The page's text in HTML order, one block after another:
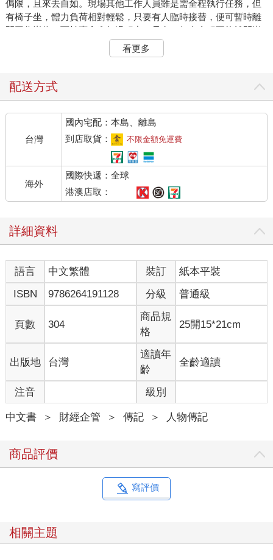
侷限，且來去自如。現場其他工作人員雖是需全程執行任務，但
有椅子坐，體力負荷相對輕鬆，只要有人臨時接替，便可暫時離
開工作崗位。而拍賣會進行過程中，只有一個人全程不能離開崗
位，必須從開始拍賣的第一分鐘，堅持到最後一分鐘，最需要具
備體力、耐力、忍功的角色，那個人就是「拍賣官」。有人問
的特質，就是「健壯如牛」。
論體力，一場拍賣會時間有多久？論耐力，女拍賣官腳下藏著什
麼祕密呢？論忍功，聽說有拍賣官包尿布上場，是真的嗎？拍賣
官在拍賣主持現場保持體力的祕訣，究竟是什麼呢？我曾經以
「拍賣官的超強續航力」為主題，訪問過同為拍賣官的戴忠仁，
聊聊男性拍賣官與女性拍賣官在主持拍賣會時，面對體力、耐
力、忍功的考驗時，各有什麼妙招因應。訪問一開始我就以網路
上新聞標題：「比訪陳進興更勇 戴忠仁曝八小時『持久』紀
錄」，說明為何找他談拍賣官超強續航力的話題。事件緣由是他
到晚間八點拍賣結束，期間獨自完成了三場專拍，只去了洗手間
一趟，停了兩回各五分鐘的休息時間。過去戴忠仁在擔任電視台
新聞部主播期間，曾因訪問陳進興綁架南非武官人質一案，連續
坐在主播台上播報七小時，這回拍賣站了八小時，創下他個人的
特殊紀錄。
但這樣的長時間持續主持拍賣紀錄，並非僅有男性拍賣官可以做
到，身為女性拍賣官的我，也曾經在二○一五年五月三十日主持
「臺灣吉祥門2015年首屆藝術品拍賣會」時，寫下連續八小時不
間斷地主持拍賣會的個人紀錄，期間完全沒有暫停休息或是去上
洗手間。我常在演講中提到，別看拍賣官在台上威風八面，實際
上，那是個嚴酷的體力考驗，沒有健康的身體、超強的體力，是
無法勝任此工作。我完全可以理解為何拍賣官不敢也不想休息，
因為拍賣官往往就只有一個人，如果拍品數量多或者買氣熱絡、
競爭激烈時，若因拍賣官體力受限，中場休息時間拉長，則競買
進行，中場休息或停頓太久，會讓遠端客戶失去耐心，離線或消
耗競買熱情，買氣停頓冷卻後，要再激發買氣，拍賣官將會非常
賣官首先要克服的體力考驗。
們來談談拍賣官的忍功。每場拍賣會的拍品數量動輒幾百件，拍
賣時間長達五、六個小時，在較大的藝術市場如中國、歐美等，
看更多
配送方式
台灣
國內宅配：本島、離島
到店取貨：
不限金額免運費
海外
國際快遞：全球
港澳店取：
詳細資料
語言 中文繁體 裝訂
紙本平裝
ISBN
9786264191128 分級 普通級
頁數 304
商品規
格
25開15*21cm
出版地 台灣
適讀年
齡
全齡適讀
注音 級別
中文書 ＞ 財經企管 ＞ 傳記 ＞ 人物傳記
商品評價
寫評價
相關主題